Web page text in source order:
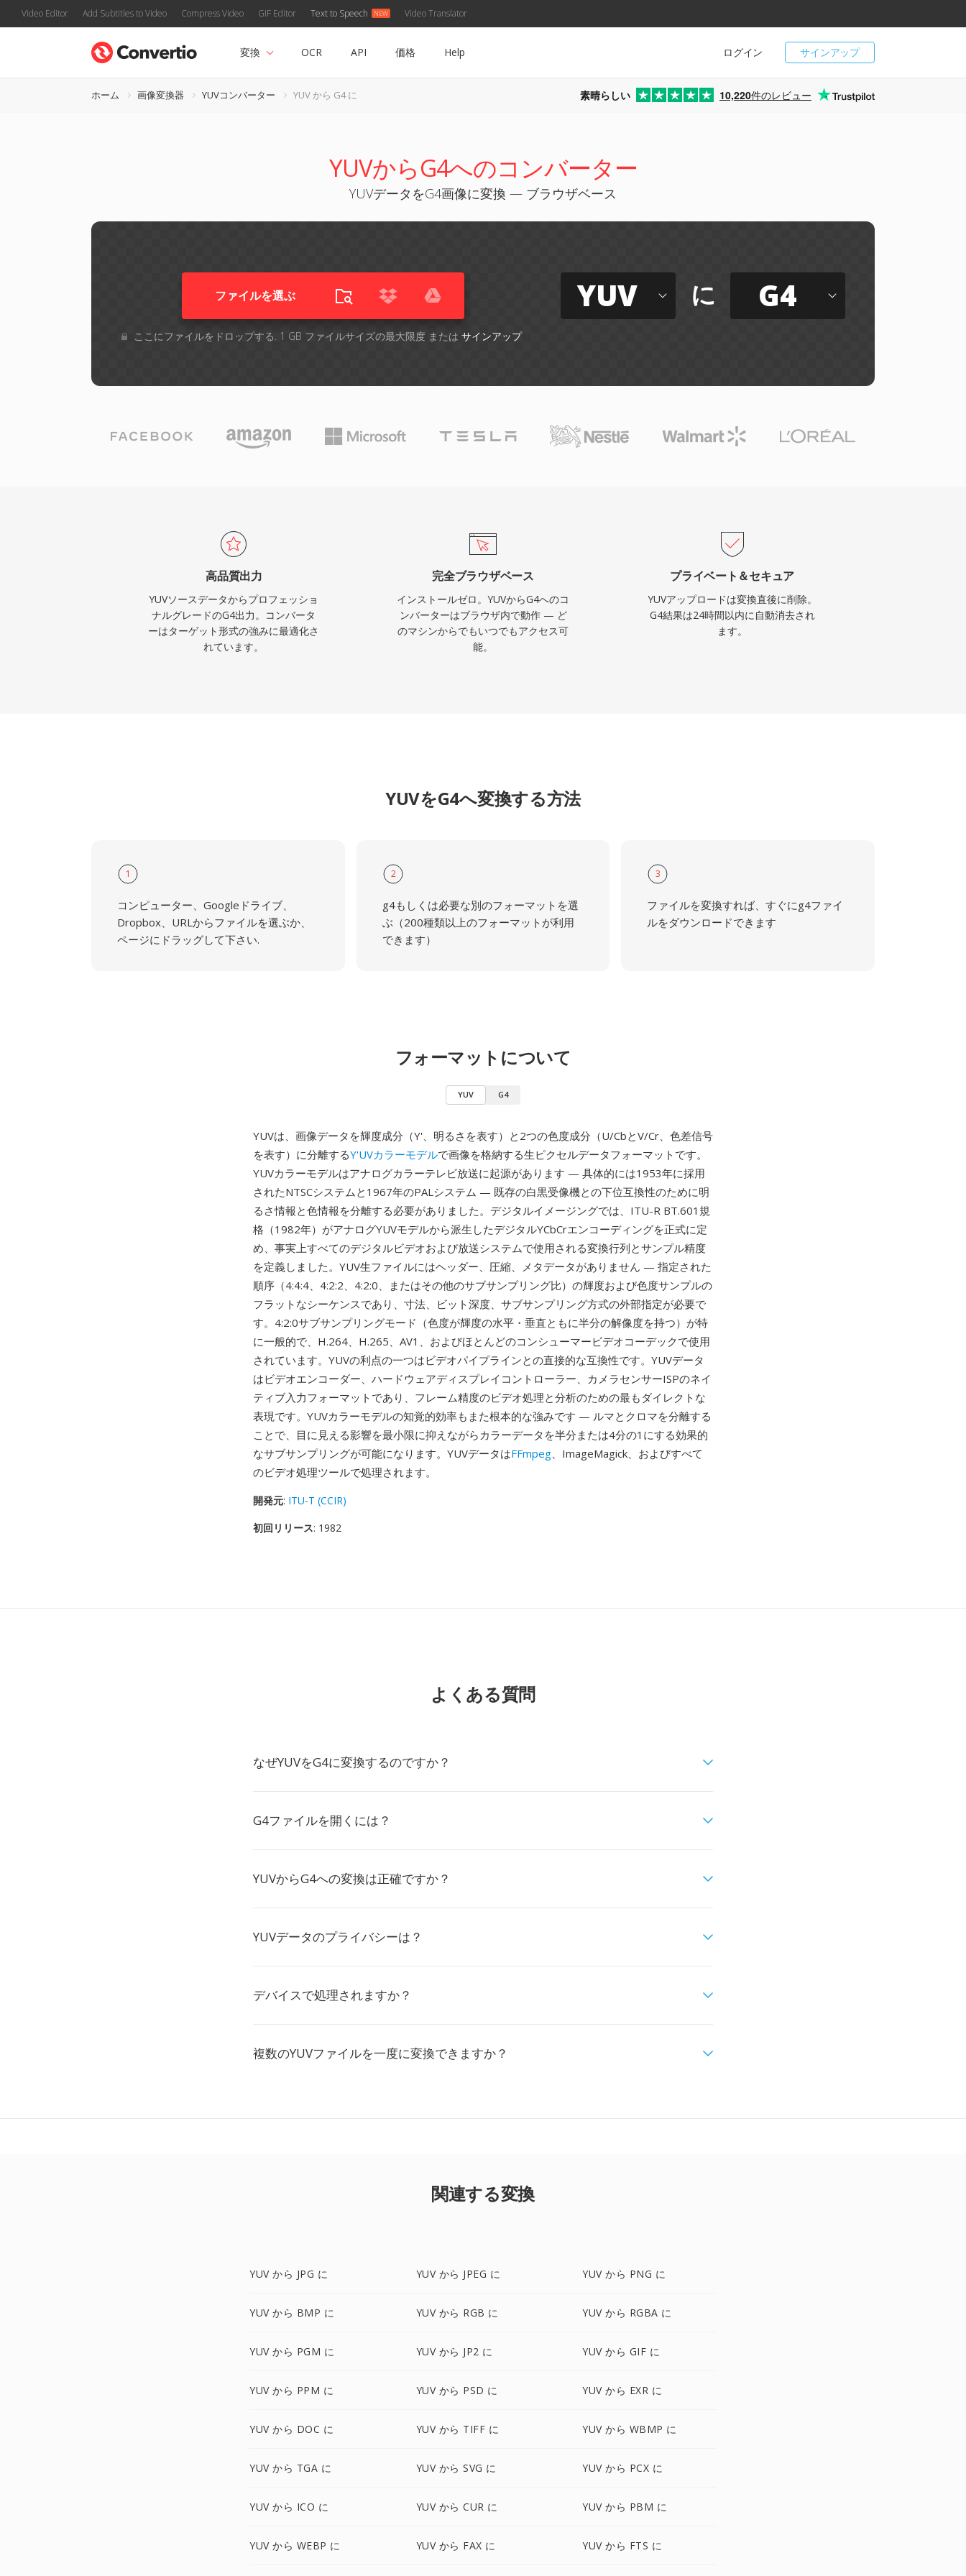
Video Editor Add Subtitles to Video Compress Video GIF Editor Text to Speech Video Translator
サインアップ
ログイン
変換 OCR API 価格 Help
ホーム 画像変換器 YUVコンバーター YUV から G4 に 素晴らしい 10,220件のレビュー
YUVからG4へのコンバーター
YUVデータをG4画像に変換 — ブラウザベース
ファイルを選ぶ
ここにファイルをドロップする. 1 GB ファイルサイズの最大限度 または サインアップ
YUV に G4
高品質出力
YUVソースデータからプロフェッショ
ナルグレードのG4出力。コンバータ
ーはターゲット形式の強みに最適化さ
れています。
完全ブラウザベース
インストールゼロ。YUVからG4へのコ
ンバーターはブラウザ内で動作 — ど
のマシンからでもいつでもアクセス可
能。
プライベート＆セキュア
YUVアップロードは変換直後に削除。
G4結果は24時間以内に自動消去され
ます。
YUVをG4へ変換する方法
1
コンピューター、Googleドライブ、
Dropbox、URLからファイルを選ぶか、
ページにドラッグして下さい.
2
g4もしくは必要な別のフォーマットを選
ぶ（200種類以上のフォーマットが利用
できます）
3
ファイルを変換すれば、すぐにg4ファイ
ルをダウンロードできます
フォーマットについて
YUV G4
YUVは、画像データを輝度成分（Y'、明るさを表す）と2つの色度成分（U/CbとV/Cr、色差信号
を表す）に分離するY'UVカラーモデルで画像を格納する生ピクセルデータフォーマットです。
YUVカラーモデルはアナログカラーテレビ放送に起源があります — 具体的には1953年に採用
されたNTSCシステムと1967年のPALシステム — 既存の白黒受像機との下位互換性のために明
るさ情報と色情報を分離する必要がありました。デジタルイメージングでは、ITU-R BT.601規
格（1982年）がアナログYUVモデルから派生したデジタルYCbCrエンコーディングを正式に定
め、事実上すべてのデジタルビデオおよび放送システムで使用される変換行列とサンプル精度
を定義しました。YUV生ファイルにはヘッダー、圧縮、メタデータがありません — 指定された
順序（4:4:4、4:2:2、4:2:0、またはその他のサブサンプリング比）の輝度および色度サンプルの
フラットなシーケンスであり、寸法、ビット深度、サブサンプリング方式の外部指定が必要で
す。4:2:0サブサンプリングモード（色度が輝度の水平・垂直ともに半分の解像度を持つ）が特
に一般的で、H.264、H.265、AV1、およびほとんどのコンシューマービデオコーデックで使用
されています。YUVの利点の一つはビデオパイプラインとの直接的な互換性です。YUVデータ
はビデオエンコーダー、ハードウェアディスプレイコントローラー、カメラセンサーISPのネイ
ティブ入力フォーマットであり、フレーム精度のビデオ処理と分析のための最もダイレクトな
表現です。YUVカラーモデルの知覚的効率もまた根本的な強みです — ルマとクロマを分離する
ことで、目に見える影響を最小限に抑えながらカラーデータを半分または4分の1にする効果的
なサブサンプリングが可能になります。YUVデータはFFmpeg、ImageMagick、およびすべて
のビデオ処理ツールで処理されます。
開発元: ITU-T (CCIR)
初回リリース: 1982
よくある質問
なぜYUVをG4に変換するのですか？
G4ファイルを開くには？
YUVからG4への変換は正確ですか？
YUVデータのプライバシーは？
デバイスで処理されますか？
複数のYUVファイルを一度に変換できますか？
関連する変換
YUV から JPG に YUV から JPEG に YUV から PNG に
YUV から BMP に YUV から RGB に YUV から RGBA に
YUV から PGM に YUV から JP2 に YUV から GIF に
YUV から PPM に YUV から PSD に YUV から EXR に
YUV から DOC に YUV から TIFF に YUV から WBMP に
YUV から TGA に YUV から SVG に YUV から PCX に
YUV から ICO に YUV から CUR に YUV から PBM に
YUV から WEBP に YUV から FAX に YUV から FTS に